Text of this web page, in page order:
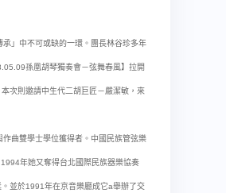
」中不可或缺的一環。團長林谷珍多年
孫凰胡琴獨奏會－弦舞春風】拉開
次則邀請中生代二胡巨匠－嚴潔敏，來
曲雙學士學位獲得者。中國民族管弦樂
年她又奪得台北國際民族器樂協奏
並於1991年在京音樂廳成它a舉辦了交